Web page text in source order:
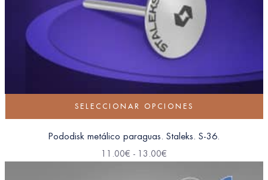
SELECCIONAR OPCIONES
Pododisk metálico paraguas. Staleks. S-36.
11.00€ - 13.00€